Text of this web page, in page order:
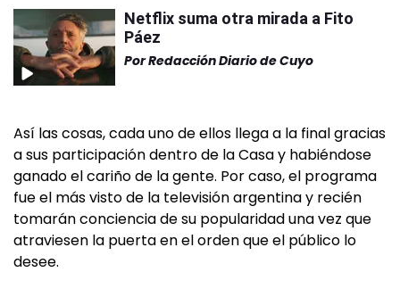
Netflix suma otra mirada a Fito
Páez
PorRedacción Diario de Cuyo
Así las cosas, cada uno de ellos llega a la final gracias
a sus participación dentro de la Casa y habiéndose
ganado el cariño de la gente. Por caso, el programa
fue el más visto de la televisión argentina y recién
tomarán conciencia de su popularidad una vez que
atraviesen la puerta en el orden que el público lo
desee.